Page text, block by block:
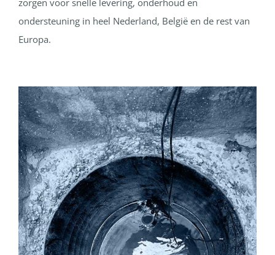
ondersteuning in heel Nederland, België en de rest van
Europa.